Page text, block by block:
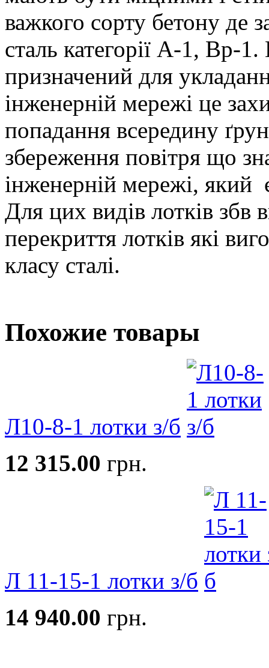
важкого сорту бетону де
сталь категорії A-1, Bp-
призначений для
інженерній мережі це
попадання всередину
збереження повітря що
інженерній мережі, який
Для цих видів лотків збв
перекриття лотків які
класу сталі.
Похожие товары
Л10-8-1 лотки з/б
12 315.00 грн.
Л 11-15-1 лотки з/б
14 940.00 грн.